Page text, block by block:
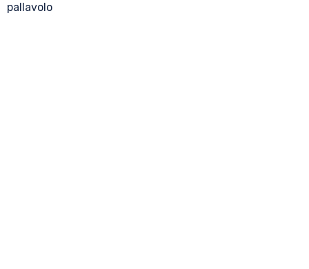
pallavolo